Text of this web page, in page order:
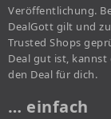
Veröffentlichung.
DealGott gilt und
Trusted Shops
Deal gut ist,
den Deal für dich.
… einfach